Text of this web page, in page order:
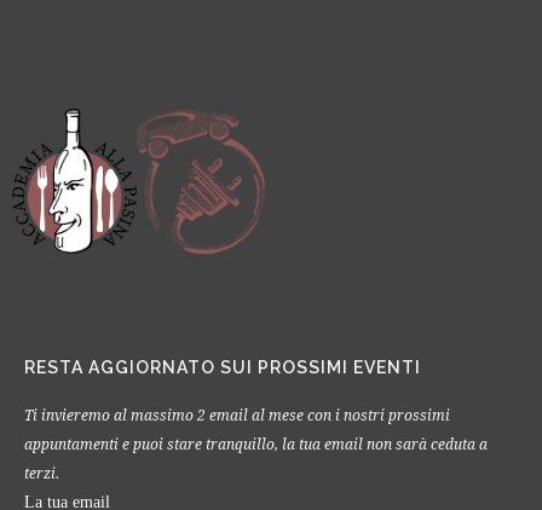
RESTA AGGIORNATO SUI PROSSIMI EVENTI
Ti invieremo al massimo 2 email al mese con i nostri prossimi
appuntamenti e puoi stare tranquillo, la tua email non sarà ceduta a
terzi.
La tua email